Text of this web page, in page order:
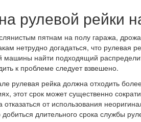
рулевой рейки
пятнам на полу гаража,
нетрудно догадаться, что рулевая
машины найти подходящий
к проблеме следует взвешено.
рулевая рейка должна отходить
этот срок может существенно
отказаться от использования
длительного срока службы